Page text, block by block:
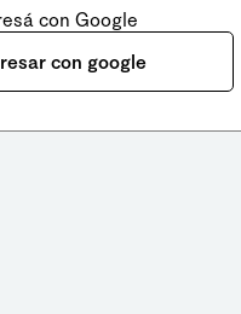
con Google
con google